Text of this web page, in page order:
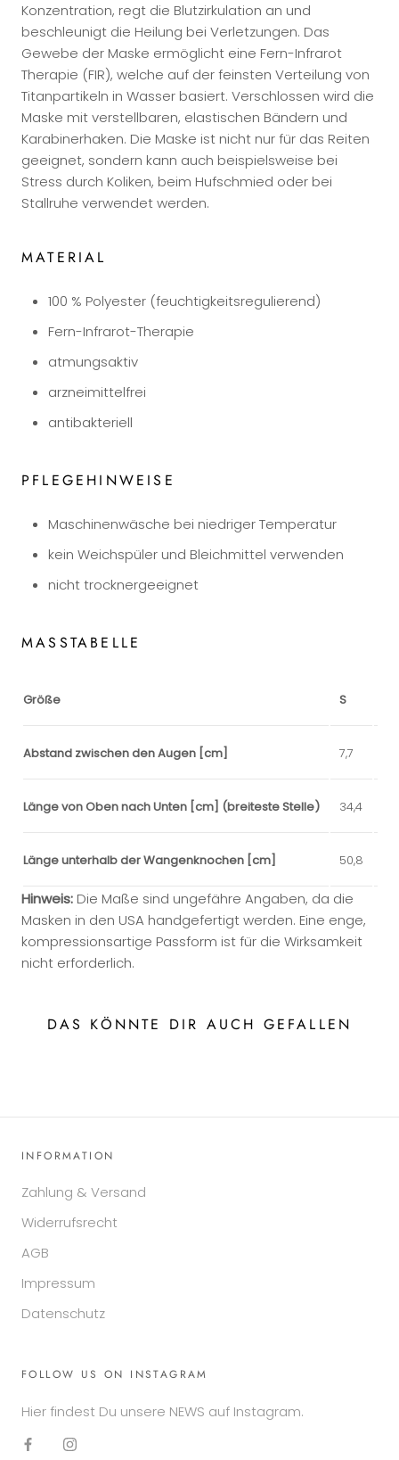
Konzentration, regt die Blutzirkulation an und
beschleunigt die Heilung bei Verletzungen. Das
Gewebe der Maske ermöglicht eine Fern-Infrarot
Therapie (FIR), welche auf der feinsten Verteilung von
Titanpartikeln in Wasser basiert. Verschlossen wird die
Maske mit verstellbaren, elastischen Bändern und
Karabinerhaken. Die Maske ist nicht nur für das Reiten
geeignet, sondern kann auch beispielsweise bei
Stress durch Koliken, beim Hufschmied oder bei
Stallruhe verwendet werden.
MATERIAL
100 % Polyester (feuchtigkeitsregulierend)
Fern-Infrarot-Therapie
atmungsaktiv
arzneimittelfrei
antibakteriell
PFLEGEHINWEISE
Maschinenwäsche bei niedriger Temperatur
kein Weichspüler und Bleichmittel verwenden
nicht trocknergeeignet
MASSTABELLE
Größe S
Abstand zwischen den Augen [cm] 7,7
Länge von Oben nach Unten [cm] (breiteste Stelle) 34,4
Länge unterhalb der Wangenknochen [cm] 50,8
Hinweis: Die Maße sind ungefähre Angaben, da die
Masken in den USA handgefertigt werden. Eine enge,
kompressionsartige Passform ist für die Wirksamkeit
nicht erforderlich.
DAS KÖNNTE DIR AUCH GEFALLEN
INFORMATION
Zahlung & Versand
Widerrufsrecht
AGB
Impressum
Datenschutz
FOLLOW US ON INSTAGRAM
Hier findest Du unsere NEWS auf Instagram.